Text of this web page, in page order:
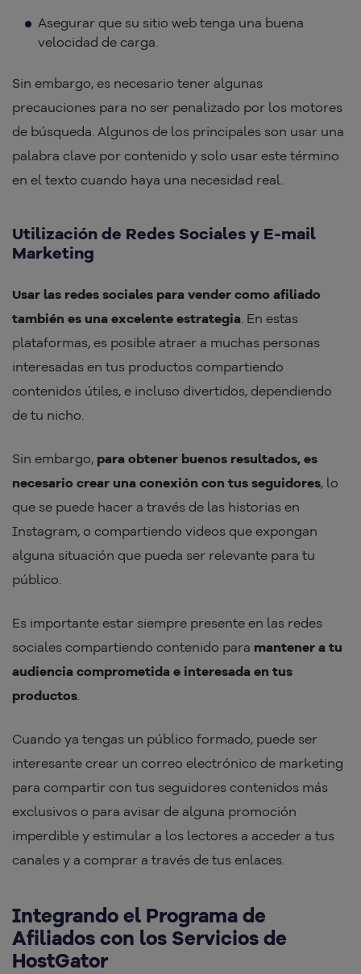
Asegurar que su sitio web tenga una buena
velocidad de carga.
Sin embargo, es necesario tener algunas
precauciones para no ser penalizado por los motores
de búsqueda. Algunos de los principales son usar una
palabra clave por contenido y solo usar este término
en el texto cuando haya una necesidad real.
Utilización de Redes Sociales y E-mail
Marketing
Usar las redes sociales para vender como afiliado
también es una excelente estrategia. En estas
plataformas, es posible atraer a muchas personas
interesadas en tus productos compartiendo
contenidos útiles, e incluso divertidos, dependiendo
de tu nicho.
Sin embargo, para obtener buenos resultados, es
necesario crear una conexión con tus seguidores, lo
que se puede hacer a través de las historias en
Instagram, o compartiendo videos que expongan
alguna situación que pueda ser relevante para tu
público.
Es importante estar siempre presente en las redes
sociales compartiendo contenido para mantener a tu
audiencia comprometida e interesada en tus
productos.
Cuando ya tengas un público formado, puede ser
interesante crear un correo electrónico de marketing
para compartir con tus seguidores contenidos más
exclusivos o para avisar de alguna promoción
imperdible y estimular a los lectores a acceder a tus
canales y a comprar a través de tus enlaces.
Integrando el Programa de
Afiliados con los Servicios de
HostGator